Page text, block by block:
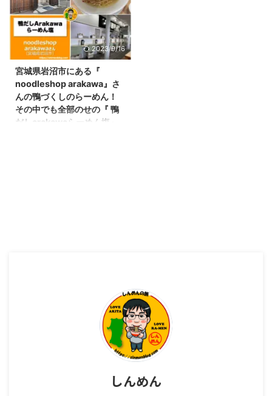
2023/9/16
宮城県岩沼市にある『
noodleshop arakawa』さ
んの鴨づくしのらーめん！
その中でも全部のせの『 鴨
だしarakawaらーめん塩』
『noodle shop arakawa（ヌード
ルショップアラカワ）』さんで
しんめん